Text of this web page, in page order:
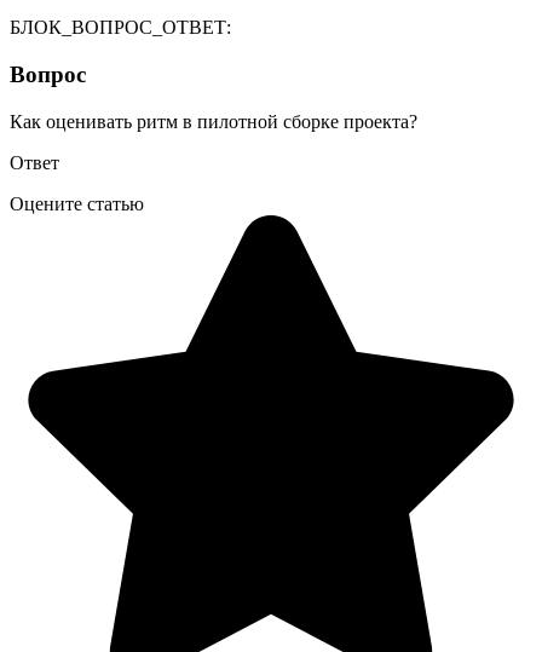
БЛОК_ВОПРОС_ОТВЕТ:
Вопрос
Как оценивать ритм в пилотной сборке проекта?
Ответ
Оцените статью